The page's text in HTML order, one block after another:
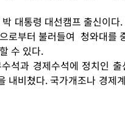
대통령 대선캠프 출신이
로부터 불러들여 청와대를
수 있다.
석과 경제수석에 정치인
내비쳤다. 국가개조나 경제